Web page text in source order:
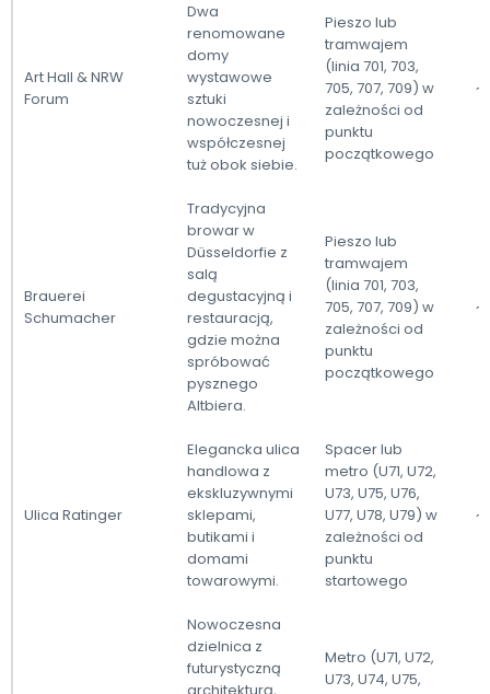
Art Hall & NRW
Forum
Dwa
renomowane
domy
wystawowe
sztuki
nowoczesnej i
współczesnej
tuż obok siebie.
Pieszo lub
tramwajem
(linia 701, 703,
705, 707, 709) w
zależności od
punktu
początkowego
Brauerei
Schumacher
Tradycyjna
browar w
Düsseldorfie z
salą
degustacyjną i
restauracją,
gdzie można
spróbować
pysznego
Altbiera.
Pieszo lub
tramwajem
(linia 701, 703,
705, 707, 709) w
zależności od
punktu
początkowego
Ulica Ratinger
Elegancka ulica
handlowa z
ekskluzywnymi
sklepami,
butikami i
domami
towarowymi.
Spacer lub
metro (U71, U72,
U73, U75, U76,
U77, U78, U79) w
zależności od
punktu
startowego
Nowoczesna
dzielnica z
futurystyczną
Metro (U71, U72,
U73, U74, U75,